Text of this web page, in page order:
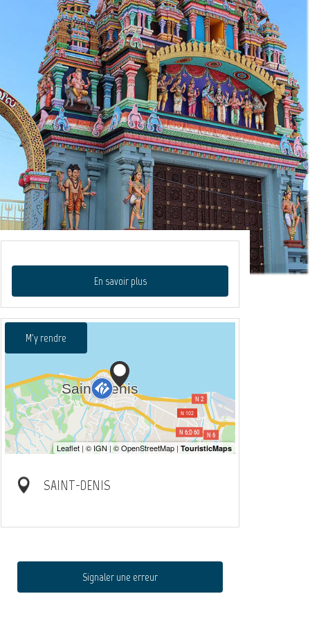
En savoir plus
M'y rendre
SAINT-DENIS
Signaler une erreur